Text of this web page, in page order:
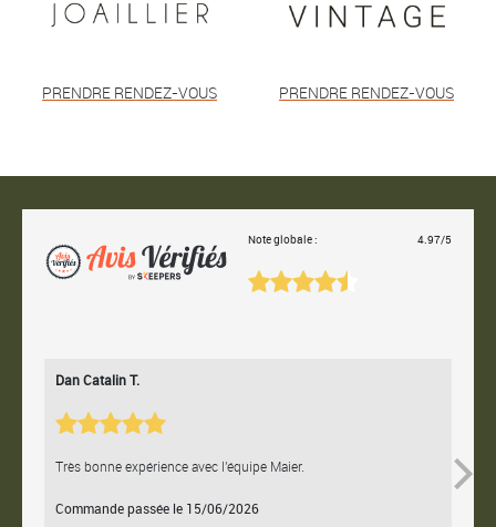
PRENDRE RENDEZ-VOUS PRENDRE RENDEZ-VOUS
Note globale : 4.97/5
Dan Catalin T.
Très bonne expérience avec l'équipe Maier.
Commande passée le 15/06/2026